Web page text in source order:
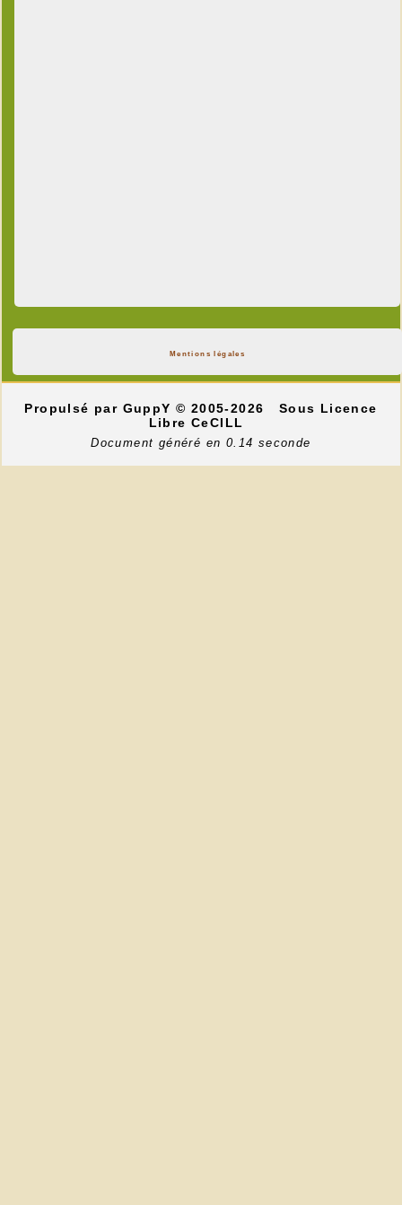
Mentions légales
Propulsé par GuppY© 2005-2026
Sous Licence
Libre CeCILL
Document généré en 0.14 seconde